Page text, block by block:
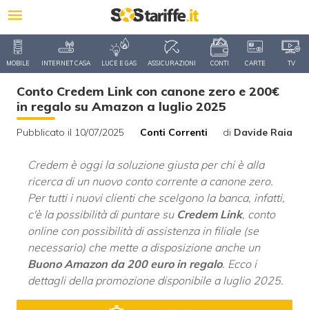
MOBILE INTERNET CASA LUCE E GAS ASSICURAZIONI CONTI CARTE TV
Conto Credem Link con canone zero e 200€
in regalo su Amazon a luglio 2025
Pubblicato il 10/07/2025 Conti Correnti di Davide Raia
Credem è oggi la soluzione giusta per chi è alla
ricerca di un nuovo conto corrente a canone zero.
Per tutti i nuovi clienti che scelgono la banca, infatti,
c'è la possibilità di puntare su Credem Link, conto
online con possibilità di assistenza in filiale (se
necessario) che mette a disposizione anche un
Buono Amazon da 200 euro in regalo. Ecco i
dettagli della promozione disponibile a luglio 2025.